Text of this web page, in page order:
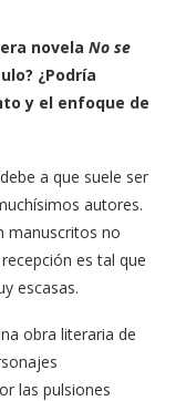
novela No se
¿Podría
y el enfoque de
a que suele ser
autores.
manuscritos no
es tal que
escasas.
obra literaria de
las pulsiones